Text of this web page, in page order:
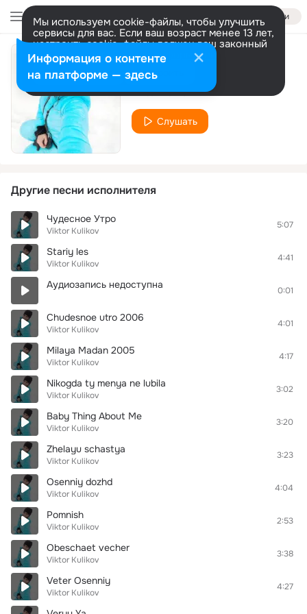
Войти
Мы используем cookie-файлы, чтобы улучшить
сервисы для вас. Если ваш возраст менее 13 лет,
настроить cookie-файлы должен ваш законный
представитель. Больше информации
Разрешить все Настроить
Smotry na nebesa
Viktor Kulikov
Слушать
Другие песни исполнителя
Чудесное Утро
Viktor Kulikov
5:07
Stariy les
Viktor Kulikov
4:41
Аудиозапись недоступна 0:01
Chudesnoe utro 2006
Viktor Kulikov
4:01
Milaya Madan 2005
Viktor Kulikov
4:17
Nikogda ty menya ne lubila
Viktor Kulikov
3:02
Baby Thing About Me
Viktor Kulikov
3:20
Zhelayu schastya
Viktor Kulikov
3:23
Osenniy dozhd
Viktor Kulikov
4:04
Pomnish
Viktor Kulikov
2:53
Obeschaet vecher
Viktor Kulikov
3:38
Veter Osenniy
Viktor Kulikov
4:27
Информация о контенте
на платформе — здесь